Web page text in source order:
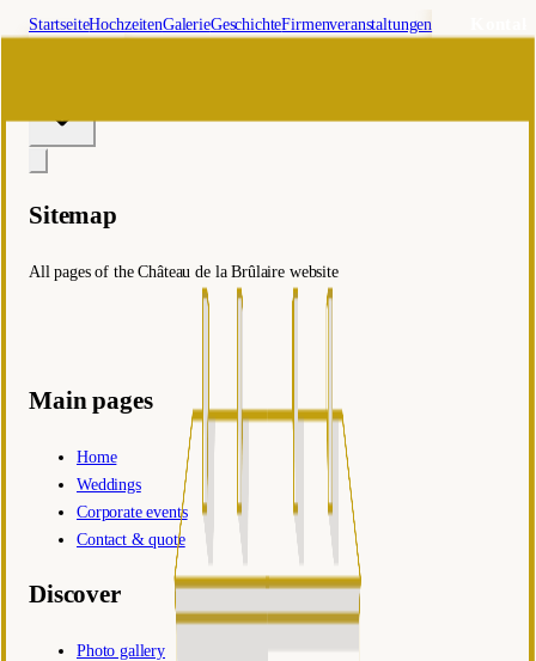
StartseiteHochzeitenGalerieGeschichteFirmenveranstaltungen
Sitemap
All pages of the Château de la Brûlaire website
Main pages
Home
Weddings
Corporate events
Contact & quote
Discover
Photo gallery